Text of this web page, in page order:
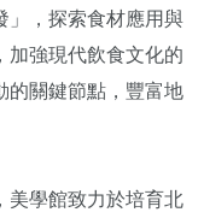
」，探索食材應用與
加強現代飲食文化的
的關鍵節點，豐富地
美學館致力於培育北